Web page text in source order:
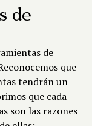
de
de
que
tendrán un
que cada
son las razones